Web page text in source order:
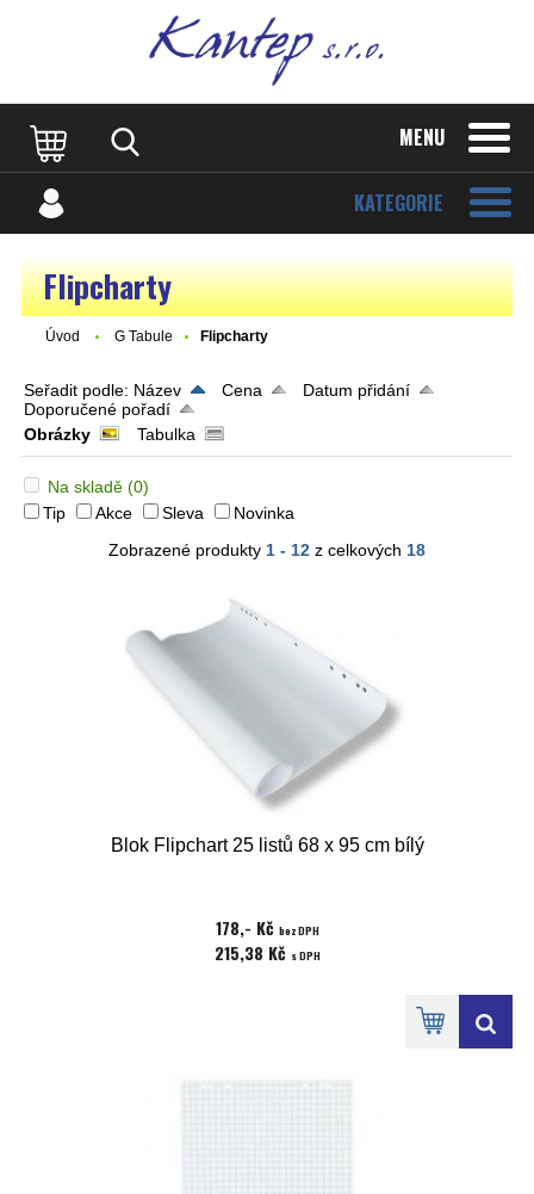
MENU
KATEGORIE
Flipcharty
Úvod G Tabule Flipcharty
Seřadit podle: Název Cena
Datum přidání
Doporučené pořadí
Obrázky
Tabulka
Na skladě (0)
Tip
Akce Sleva
Novinka
Zobrazené produkty 1 - 12 z celkových 18
Blok Flipchart 25 listů 68 x 95 cm bílý
178,- Kč bez DPH
215,38 Kč s DPH